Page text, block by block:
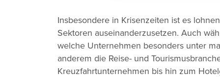
u
s
w
a
Insbesondere in Krisenzeiten ist es
Sektoren auseinanderzusetzen. Auch
welche Unternehmen besonders unter
anderem die Reise- und
Kreuzfahrtunternehmen bis hin zum